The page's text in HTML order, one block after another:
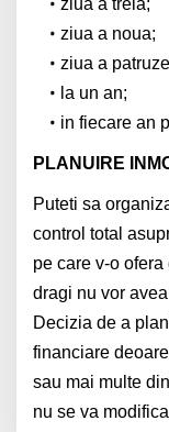
ziua a treia;
ziua a noua;
ziua a
la un an;
in fiecare an
PLANUIRE
Puteti sa
control total
pe care v-o
dragi nu vor
Decizia de a
financiare
sau mai multe
nu se va